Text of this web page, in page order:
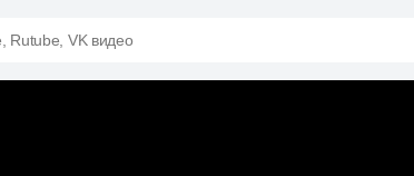
Rutube, VK видео